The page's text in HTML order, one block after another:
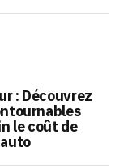
: Découvrez
le coût de